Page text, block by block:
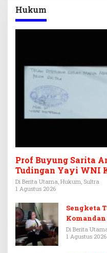
Hukum
Prof Buyung Sarita
Tudingan Yayi WNI
Rp3,6 Miliar
Di Berita Utama, Hukum, Sultra
1 Agustus 2026
Sengketa
Komandan
Warisan
Di Berita
1 Agustus 2026